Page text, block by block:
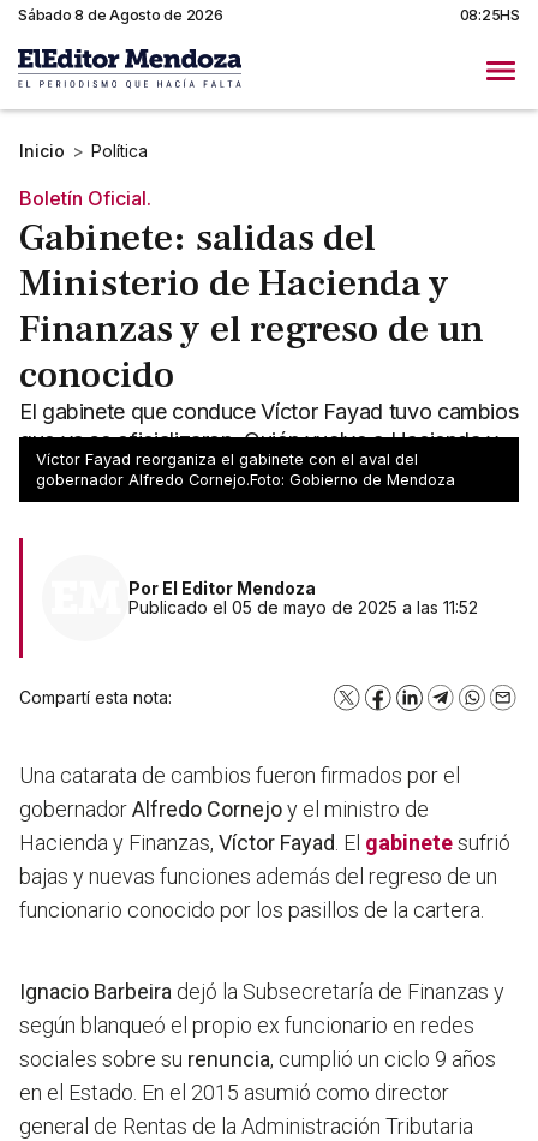
Sábado 8 de Agosto de 2026 08:25HS
Inicio > Política
Boletín Oficial.
Gabinete: salidas del
Ministerio de Hacienda y
Finanzas y el regreso de un
conocido
El gabinete que conduce Víctor Fayad tuvo cambios
que ya se oficializaron. Quién vuelve a Hacienda y
Finanzas.
Víctor Fayad reorganiza el gabinete con el aval del
gobernador Alfredo Cornejo.Foto: Gobierno de Mendoza
Por El Editor Mendoza
Publicado el 05 de mayo de 2025 a las 11:52
Compartí esta nota: X Facebook
LinkedInTelegram
Una catarata de cambios fueron firmados por el
gobernadorAlfredo Cornejoy el ministro de
Hacienda y Finanzas, Víctor Fayad . El gabinetesufrió
bajas y nuevas funciones además del regreso de un
funcionario conocido por los pasillos de la cartera.
Ignacio Barbeira dejó la Subsecretaría de Finanzas y
según blanqueó el propio ex funcionario en redes
sociales sobre su renuncia, cumplió un ciclo 9 años
en el Estado. En el 2015 asumió como director
general de Rentas de la Administración Tributaria